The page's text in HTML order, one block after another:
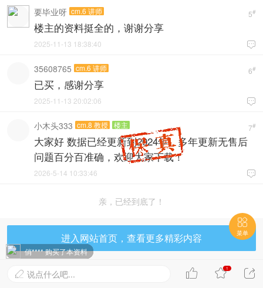
5#
要毕业呀 cm.6 讲师
楼主的资料挺全的，谢谢分享

2025-11-13 18:38:40
6#
35608765 cm.6 讲师
已买，感谢分享

2025-11-13 20:02:06
7#
小木头333 cm.8 教授 楼主
大家好 数据已经更新到2024年，多年更新无售后
问题百分百准确，欢迎大家下载！

2026-5-14 10:33:46
亲，已经到底了！
俏**** 购买了本资料
进入网站首页，查看更多精彩内容

菜单

1

 说点什么吧...